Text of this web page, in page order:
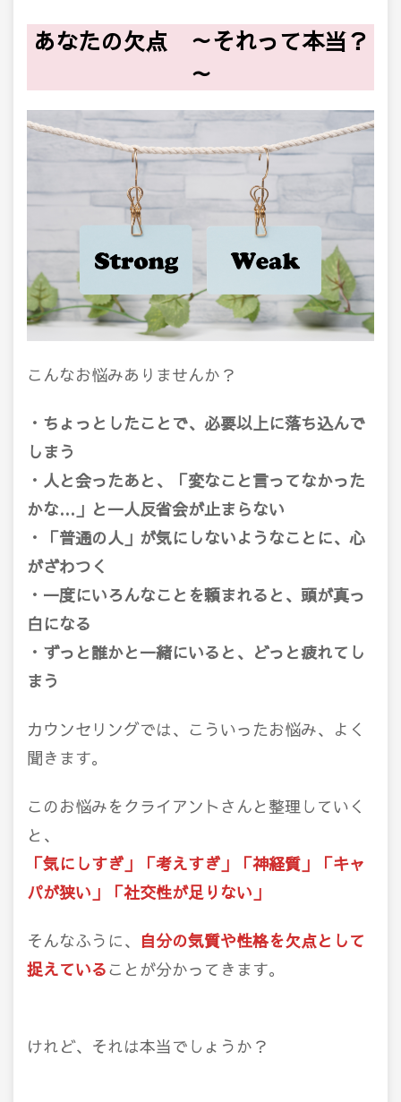
あなたの欠点 ～それって本当？
～
こんなお悩みありませんか？
・ちょっとしたことで、必要以上に落ち込んで
しまう
・人と会ったあと、「変なこと言ってなかった
かな…」と一人反省会が止まらない
・「普通の人」が気にしないようなことに、心
がざわつく
・一度にいろんなことを頼まれると、頭が真っ
白になる
・ずっと誰かと一緒にいると、どっと疲れてし
まう
カウンセリングでは、こういったお悩み、よく
聞きます。
このお悩みをクライアントさんと整理していく
と、
「気にしすぎ」「考えすぎ」「神経質」「キャ
パが狭い」「社交性が足りない」
そんなふうに、 自分の気質や性格を欠点として
捉えていることが分かってきます。
けれど、それは本当でしょうか？